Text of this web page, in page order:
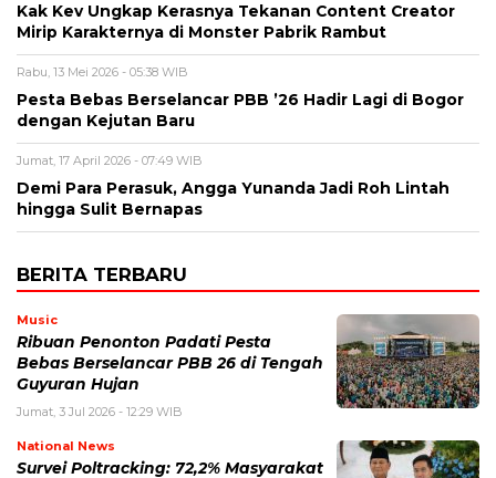
Kak Kev Ungkap Kerasnya Tekanan Content Creator
Mirip Karakternya di Monster Pabrik Rambut
Rabu, 13 Mei 2026 - 05:38 WIB
Pesta Bebas Berselancar PBB ’26 Hadir Lagi di Bogor
dengan Kejutan Baru
Jumat, 17 April 2026 - 07:49 WIB
Demi Para Perasuk, Angga Yunanda Jadi Roh Lintah
hingga Sulit Bernapas
BERITA TERBARU
Music
Ribuan Penonton Padati Pesta
Bebas Berselancar PBB 26 di Tengah
Guyuran Hujan
Jumat, 3 Jul 2026 - 12:29 WIB
National News
Survei Poltracking: 72,2% Masyarakat